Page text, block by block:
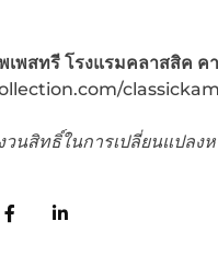
เพสทรี โรงแรมคลาสสิค ค
วนสิทธิ์ในการเปลี่ยนแปลง